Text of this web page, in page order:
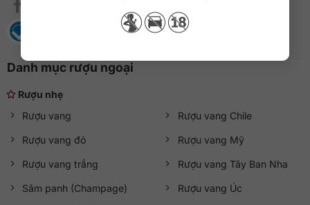
Danh mục rượu ngoại
Rượu nhẹ
Rượu vang
Rượu vang đỏ
Rượu vang trắng
Sâm panh (Champage)
Rượu vang Chile
Rượu vang Mỹ
Rượu vang Tây Ban Nha
Rượu vang Úc